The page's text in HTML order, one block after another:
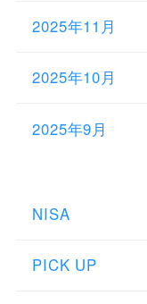
2025年11月
2025年10月
2025年9月
NISA
PICK UP